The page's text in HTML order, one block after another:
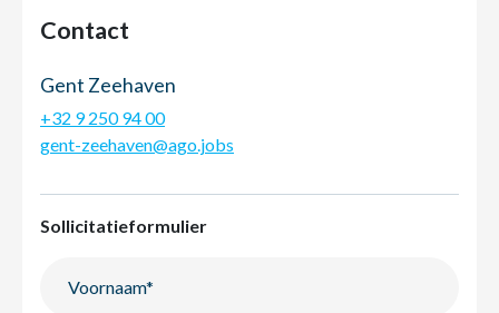
Contact
Gent Zeehaven
+32 9 250 94 00
gent-zeehaven@ago.jobs
Sollicitatieformulier